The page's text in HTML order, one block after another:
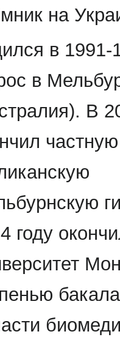
на
в 1991-
в
В
частную
году